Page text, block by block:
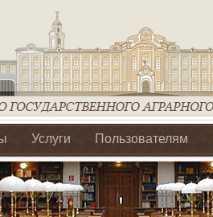
Услуги Пользователям
Агрообразование по ЦФО